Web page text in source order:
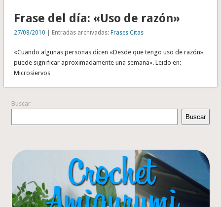
Frase del día: «Uso de razón»
27/08/2010 | Entradas archivadas: Frases Citas
«Cuando algunas personas dicen «Desde que tengo uso de razón»
puede significar aproximadamente una semana». Leido en:
Microsiervos
Buscar
Buscar